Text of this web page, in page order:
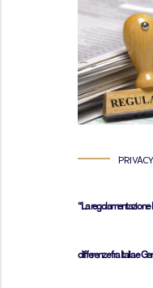
“La regolamentazione
differenze fra Italia e